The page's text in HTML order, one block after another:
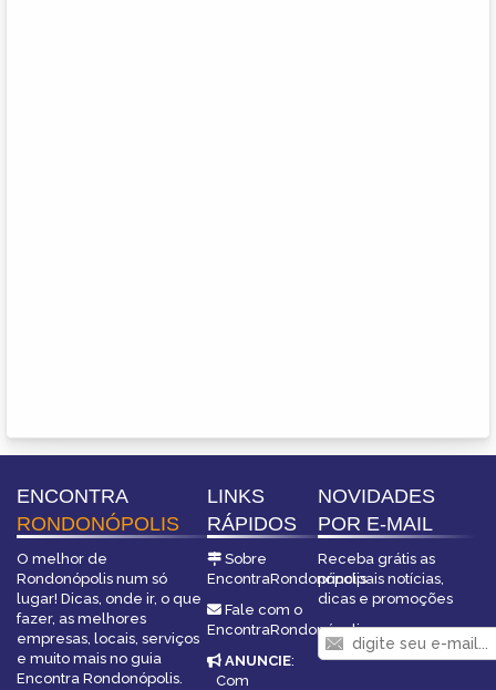
ENCONTRA
RONDONÓPOLIS
O melhor de
Rondonópolis num só
lugar! Dicas, onde ir, o que
fazer, as melhores
empresas, locais, serviços
e muito mais no guia
Encontra Rondonópolis.
LINKS
RÁPIDOS
Sobre
EncontraRondonópolis
Fale com o
EncontraRondonópolis
ANUNCIE:
Com
NOVIDADES
POR E-MAIL
Receba grátis as
principais notícias,
dicas e promoções